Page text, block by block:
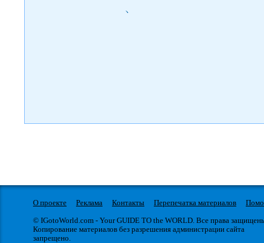
)
О проекте Реклама Контакты Перепечатка материалов
© IGotoWorld.com - Your GUIDE TO the WORLD. Все права
Копирование материалов без разрешения администрации сайта
запрещено.